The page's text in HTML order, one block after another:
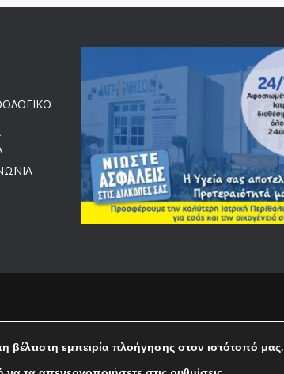
εμπειρία πλοήγησης στον ιστότοπό μας.
English Ελληνικα